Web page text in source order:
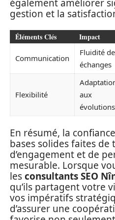
également améliorer
gestion et la
Éléments Clés Impact
Communication
Fluidité
échanges
Flexibilité
aux
évolutions
En résumé, la
bases solides faites de
d’engagement et de
mesurable. Lorsque
lesconsultants SEO
qu’ils partagent votre
vos impératifs
d’assurer une